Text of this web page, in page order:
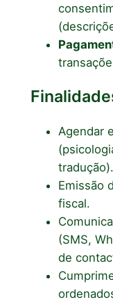
Agendar
tradução).
Emissão
fiscal.
(SMS,
de